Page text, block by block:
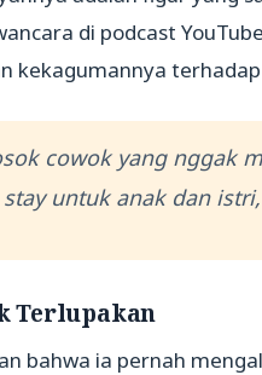
di podcast
kekagumannya
cowok yang nggak
untuk anak dan
Terlupakan
bahwa ia pernah